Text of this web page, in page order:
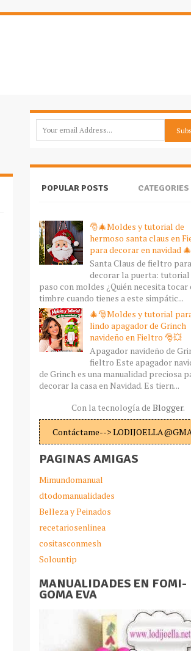
POPULAR POSTS CATEGORIES
🎅🎄Moldes y tutorial de
hermoso santa claus en
para decorar en navidad 🎄
Santa Claus de fieltro para
decorar la puerta: tutorial
paso con moldes ¿Quién necesita tocar
timbre cuando tienes a este simpátic...
🎄🎅Moldes y tutorial
lindo apagador de Grinch
navideño en Fieltro 🎅💥
Apagador navideño de
fieltro Este apagador
de Grinch es una manualidad preciosa
decorar la casa en Navidad. Es tiern...
Con la tecnología de Blogger.
Contáctame-->
PAGINAS AMIGAS
Mimundomanual
dtodomanualidades
Belleza y Peinados
recetariosenlinea
cositasconmesh
Solountip
MANUALIDADES EN FOMI-
GOMA EVA